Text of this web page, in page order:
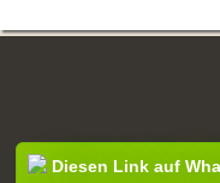
Diesen Link auf